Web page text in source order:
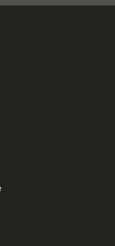
au carbone